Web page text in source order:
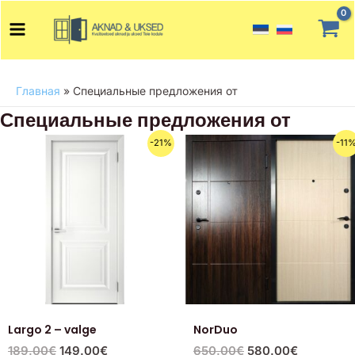
содержимому
Menu
Главная » Специальные предложения от
Специальные предложения от
-21%
Largo 2 – valge
189.00€
Первоначальная
цена
149.00€
Текущая
цена:
-
NorDuo
650.00€
Первоначальная
цена
составляла
650.00€.
580.00€
Текущая